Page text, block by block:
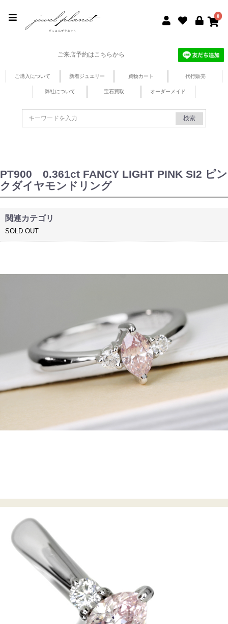
0
ご来店予約はこちらから
ご購入について 新着ジュエリー 買物カート 代行販売
弊社について 宝石買取 オーダーメイド
検索
PT900 0.361ct FANCY LIGHT PINK SI2 ピン
クダイヤモンドリング
関連カテゴリ
SOLD OUT